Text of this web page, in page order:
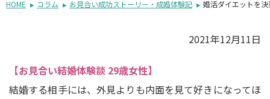
HOME コラム お見合い成功ストーリー・成婚体験記 婚活ダイエットを
2021年12月11日
【お見合い結婚体験談 29歳女性】
結婚する相手には、外見よりも内面を見て好きになってほ